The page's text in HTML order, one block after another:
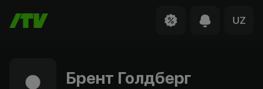
UZ
Брент Голдберг